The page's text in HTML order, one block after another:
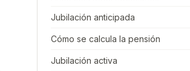
Jubilación anticipada
Cómo se calcula la pensión
Jubilación activa